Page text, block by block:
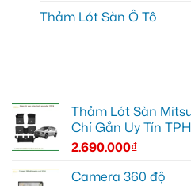
Thảm Lót Sàn Ô Tô
Thảm Lót Sàn
Chỉ Gắn Uy Tín
2.690.000₫
Camera 360 độ